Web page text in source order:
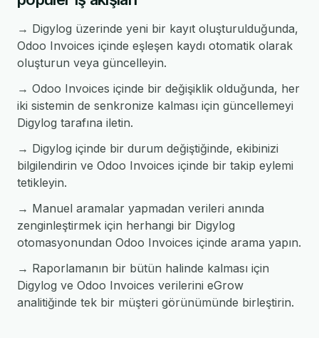
→ Digylog üzerinde yeni bir kayıt oluşturulduğunda,
Odoo Invoices içinde eşleşen kaydı otomatik olarak
oluşturun veya güncelleyin.
→ Odoo Invoices içinde bir değişiklik olduğunda, her
iki sistemin de senkronize kalması için güncellemeyi
Digylog tarafına iletin.
→ Digylog içinde bir durum değiştiğinde, ekibinizi
bilgilendirin ve Odoo Invoices içinde bir takip eylemi
tetikleyin.
→ Manuel aramalar yapmadan verileri anında
zenginleştirmek için herhangi bir Digylog
otomasyonundan Odoo Invoices içinde arama yapın.
→ Raporlamanın bir bütün halinde kalması için
Digylog ve Odoo Invoices verilerini eGrow
analitiğinde tek bir müşteri görünümünde birleştirin.